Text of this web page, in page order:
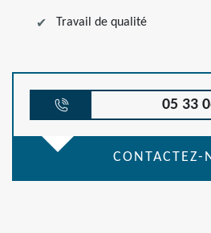
Travail de qualité
05 33
CONTACTEZ-